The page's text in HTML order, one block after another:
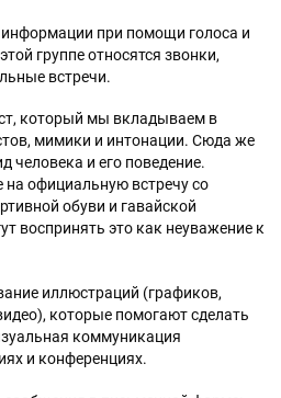
при помощи голоса и
группе относятся звонки,
встречи.
который мы вкладываем в
мимики и интонации. Сюда же
человека и его поведение.
на официальную встречу со
обуви и гавайской
воспринять это как неуважение к
иллюстраций (графиков,
которые помогают сделать
коммуникация
и конференциях.